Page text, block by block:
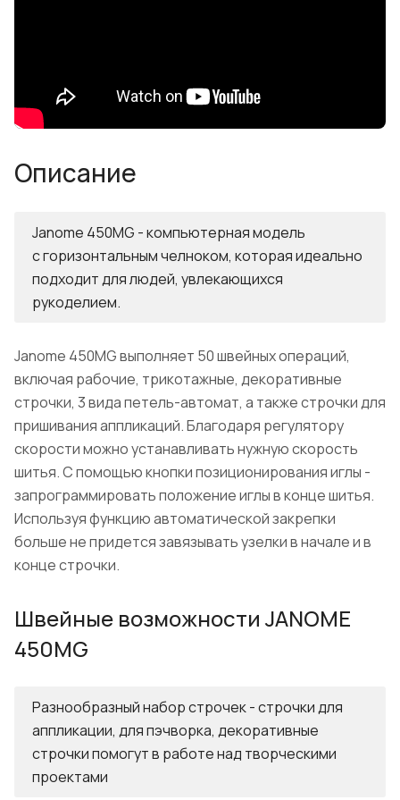
Описание
Janome 450MG - компьютерная модель
с горизонтальным челноком, которая идеально
подходит для людей, увлекающихся
рукоделием.
Janome 450MG выполняет 50 швейных операций,
включая рабочие, трикотажные, декоративные
строчки, 3 вида петель-автомат, а также строчки для
пришивания аппликаций. Благодаря регулятору
скорости можно устанавливать нужную скорость
шитья. С помощью кнопки позиционирования иглы -
запрограммировать положение иглы в конце шитья.
Используя функцию автоматической закрепки
больше не придется завязывать узелки в начале и в
конце строчки.
Швейные возможности JANOME
450MG
Разнообразный набор строчек - строчки для
аппликации, для пэчворка, декоративные
строчки помогут в работе над творческими
проектами